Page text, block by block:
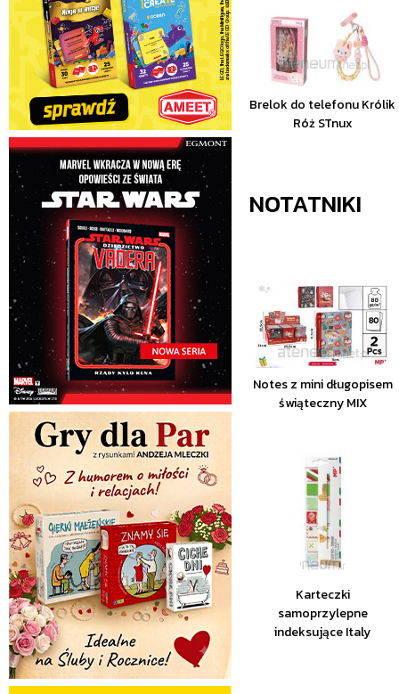
Brelok do telefonu Królik
Róż STnux
NOTATNIKI
Notes z mini długopisem
świąteczny MIX
Karteczki
samoprzylepne
indeksujące Italy